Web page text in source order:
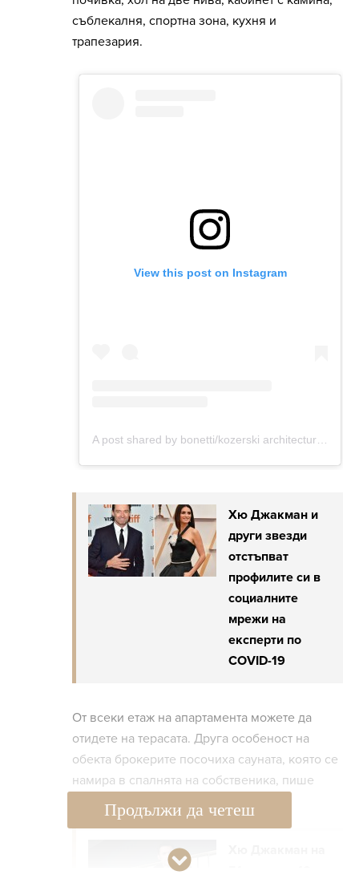
съблекалня, спортна зона, кухня и
трапезария.
Хю Джакман и
други звезди
отстъпват
профилите си в
социалните
мрежи на
експерти по
COVID-19
От всеки етаж на апартамента можете да
отидете на терасата. Друга особеност на
обекта брокерите посочиха сауната, която се
намира в спалнята на собственика, пише
още БГНЕС.
Продължи да четеш